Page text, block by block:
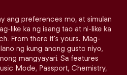
ang preferences mo, at simulan
like ka ng isang tao at ni-like ka
From there it's yours. Mag-
ng kung anong gusto niyo,
mangyayari. Sa features
Mode, Passport, Chemistry,